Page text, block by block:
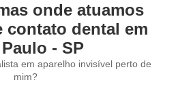
onde atuamos
contato dental em
- SP
em aparelho invisível perto de
mim?